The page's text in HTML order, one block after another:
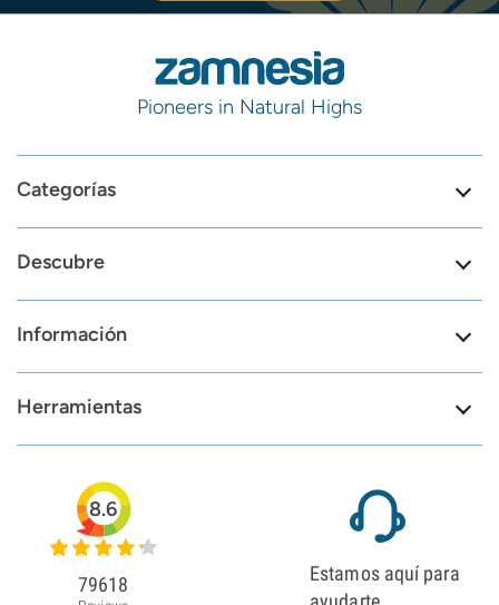
Pioneers in Natural Highs
Categorías
Descubre
Información
Herramientas
8.6
79618
Estamos aquí para